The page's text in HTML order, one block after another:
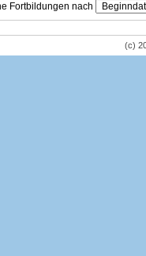
Fortbildungen nach
(c)